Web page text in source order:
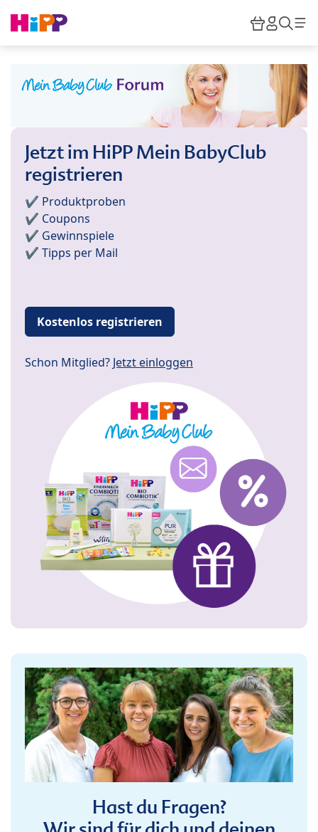
HiPP
Jetzt im HiPP Mein BabyClub
registrieren
✔️ Produktproben
✔️ Coupons
✔️ Gewinnspiele
✔️ Tipps per Mail
Kostenlos registrieren
Schon Mitglied? Jetzt einloggen
Hast du Fragen?